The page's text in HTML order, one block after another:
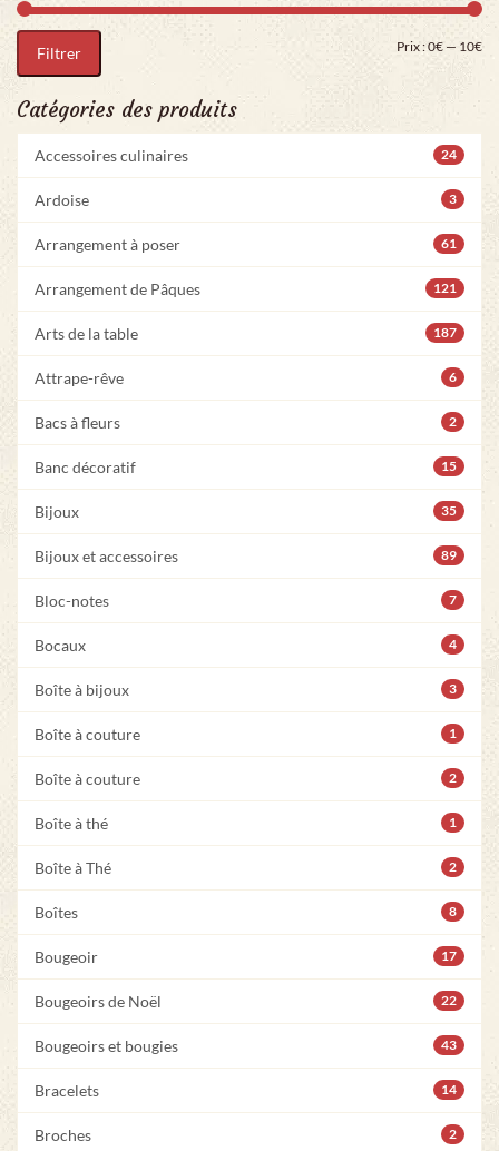
Filtrer Prix :0€ — 10€
Catégories des produits
Accessoires culinaires 24
Ardoise 3
Arrangement à poser 61
Arrangement de Pâques 121
Arts de la table 187
Attrape-rêve 6
Bacs à fleurs 2
Banc décoratif 15
Bijoux 35
Bijoux et accessoires 89
Bloc-notes 7
Bocaux 4
Boîte à bijoux 3
Boîte à couture 1
Boîte à couture 2
Boîte à thé 1
Boîte à Thé 2
Boîtes 8
Bougeoir 17
Bougeoirs de Noël 22
Bougeoirs et bougies 43
Bracelets 14
Broches 2